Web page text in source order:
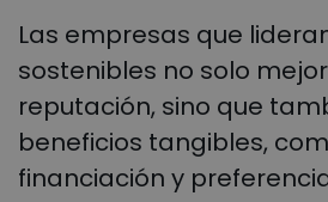
Las empresas que
sostenibles no solo
reputación, sino que
beneficios tangibles,
financiación y